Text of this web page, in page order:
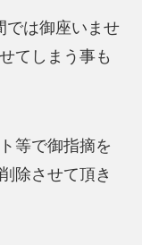
では御座いませ
てしまう事も
等で御指摘を
除させて頂き